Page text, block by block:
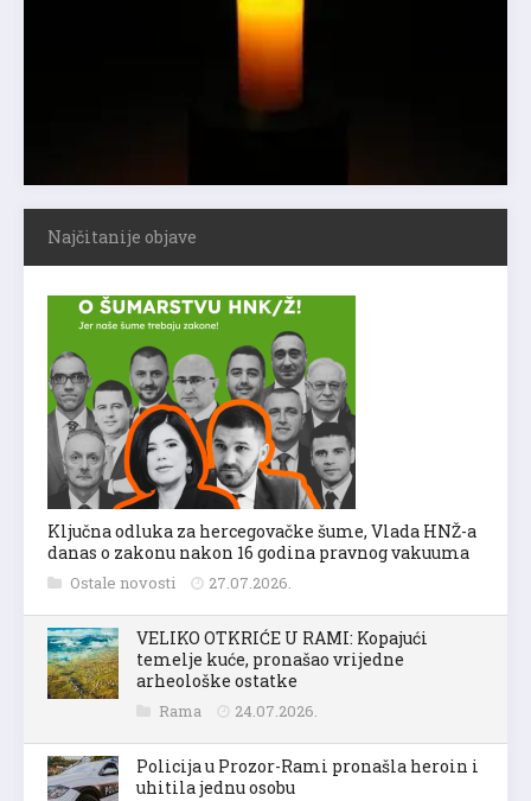
Najčitanije objave
Ključna odluka za hercegovačke šume, Vlada HNŽ-a
danas o zakonu nakon 16 godina pravnog vakuuma
Ostale novosti 27.07.2026.
VELIKO OTKRIĆE U RAMI: Kopajući
temelje kuće, pronašao vrijedne
arheološke ostatke
Rama 24.07.2026.
Policija u Prozor-Rami pronašla heroin i
uhitila jednu osobu